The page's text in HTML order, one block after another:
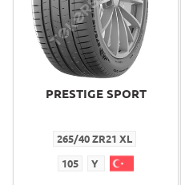
PRESTIGE SPORT
265/40 ZR21 XL
105 Y